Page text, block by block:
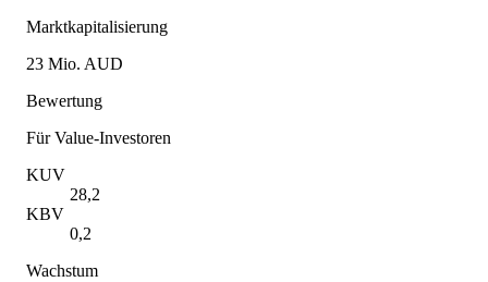
Marktkapitalisierung
23 Mio. AUD
Bewertung
Für Value-Investoren
KUV
28,2
KBV
0,2
Wachstum